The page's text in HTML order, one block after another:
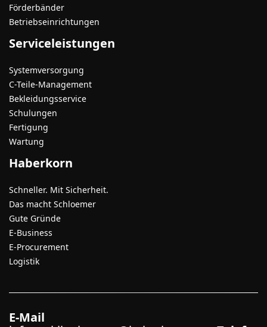
Förderbänder
Betriebseinrichtungen
Serviceleistungen
Systemversorgung
C-Teile-Management
Bekleidungsservice
Schulungen
Fertigung
Wartung
Haberkorn
Schneller. Mit Sicherheit.
Das macht Schloemer
Gute Gründe
E-Business
E-Procurement
Logistik
E-Mail